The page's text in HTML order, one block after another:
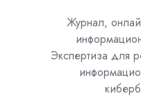
Журнал,
Экспертиза для